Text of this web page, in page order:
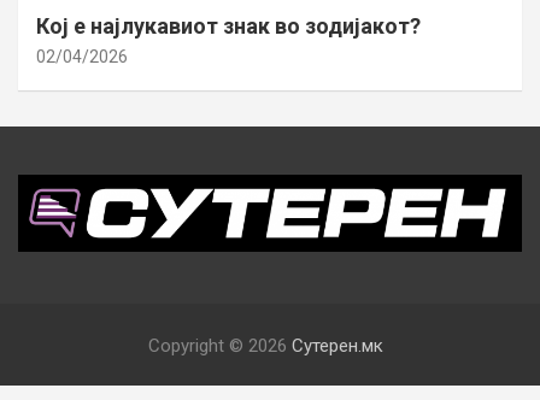
Кој е најлукавиот знак во зодијакот?
02/04/2026
Copyright © 2026 Сутерен.мк